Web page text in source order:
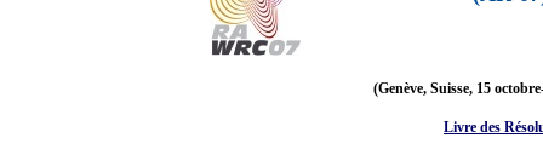
(Genève, Suisse, 15
Livre des